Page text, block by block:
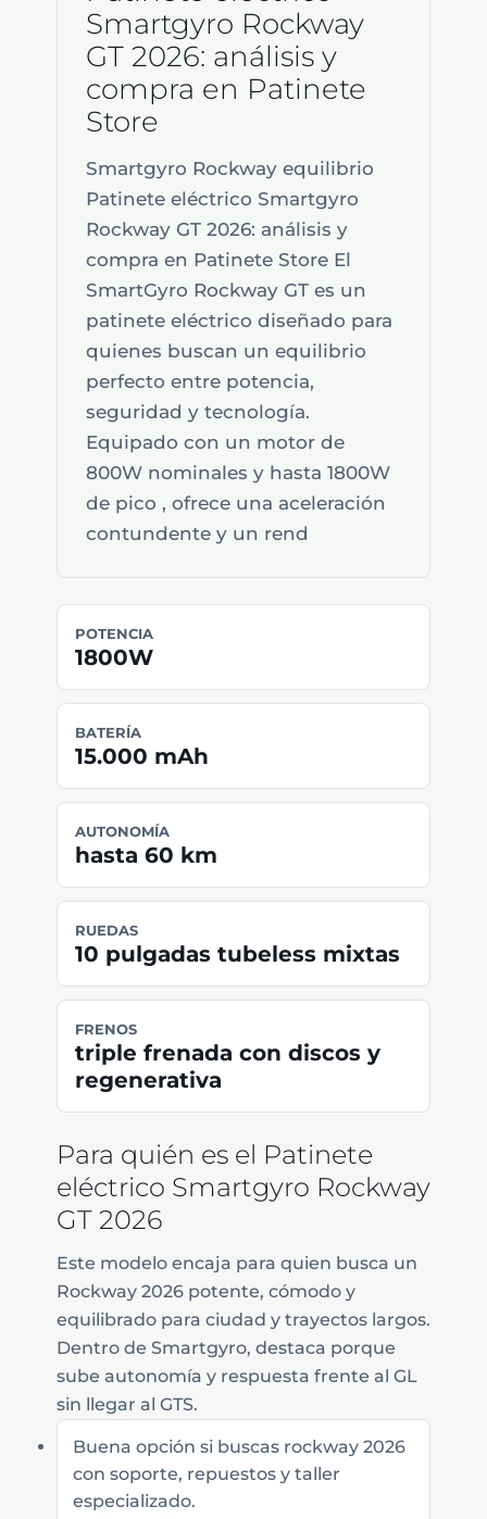
Smartgyro Rockway
GT 2026: análisis y
compra en Patinete
Store
Smartgyro Rockway equilibrio
Patinete eléctrico Smartgyro
Rockway GT 2026: análisis y
compra en Patinete Store El
SmartGyro Rockway GT es un
patinete eléctrico diseñado para
quienes buscan un equilibrio
perfecto entre potencia,
seguridad y tecnología.
Equipado con un motor de
800W nominales y hasta 1800W
de pico , ofrece una aceleración
contundente y un rend
POTENCIA
1800W
BATERÍA
15.000 mAh
AUTONOMÍA
hasta 60 km
RUEDAS
10 pulgadas tubeless mixtas
FRENOS
triple frenada con discos y
regenerativa
Para quién es el Patinete
eléctrico Smartgyro Rockway
GT 2026
Este modelo encaja para quien busca un
Rockway 2026 potente, cómodo y
equilibrado para ciudad y trayectos largos.
Dentro de Smartgyro, destaca porque
sube autonomía y respuesta frente al GL
sin llegar al GTS.
Buena opción si buscas rockway 2026
con soporte, repuestos y taller
especializado.